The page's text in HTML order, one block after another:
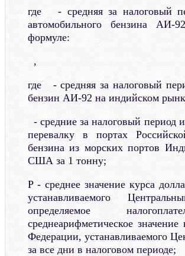
где - средняя за налоговый
автомобильного бензина АИ-
формуле:
,
где - средняя за налоговый
бензин АИ-92 на индийском
- средние за налоговый период
перевалку в портах
бензина из морских портов
США за 1 тонну;
Р - среднее значение курса
устанавливаемого
определяемое
среднеарифметическое
Федерации, устанавливаемого
за все дни в налоговом периоде;